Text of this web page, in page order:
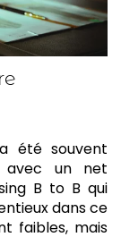
été souvent
avec un net
B to B qui
dans ce
faibles, mais